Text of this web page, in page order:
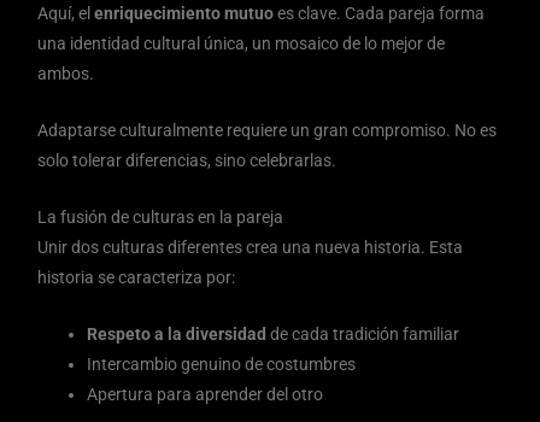
Aquí, elenriquecimiento mutuoes clave. Cada pareja forma
una identidad cultural única, un mosaico de lo mejor de
ambos.
Adaptarse culturalmente requiere un gran compromiso. No es
solo tolerar diferencias, sino celebrarlas.
La fusión de culturas en la pareja
Unir dos culturas diferentes crea una nueva historia. Esta
historia se caracteriza por:
Respeto a la diversidad de cada tradición familiar
Intercambio genuino de costumbres
Apertura para aprender del otro